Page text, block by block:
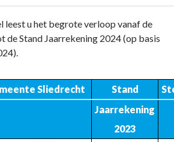
leest u het begrote verloop vanaf de
de Stand Jaarrekening 2024 (op basis
Sliedrecht Stand
Jaarrekening
2023